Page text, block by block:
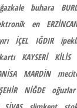
buhara
en
İÇEL IĞDIR
kartı KAYSERİ KİLİS
MARDİN
NİĞDE oğuzlar